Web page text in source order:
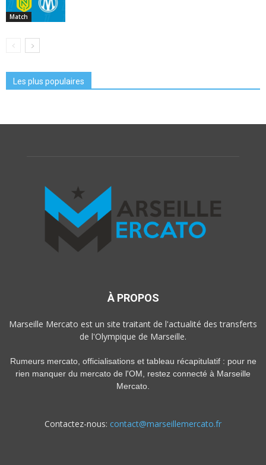
Match
Les plus populaires
À PROPOS
Marseille Mercato est un site traitant de l'actualité des transferts
de l'Olympique de Marseille.
Rumeurs mercato, officialisations et tableau récapitulatif : pour ne
rien manquer du mercato de l'OM, restez connecté à Marseille
Mercato.
Contactez-nous: contact@marseillemercato.fr